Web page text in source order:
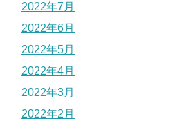
2022年7月
2022年6月
2022年5月
2022年4月
2022年3月
2022年2月